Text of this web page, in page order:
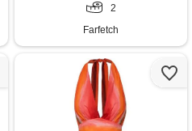
2
Farfetch